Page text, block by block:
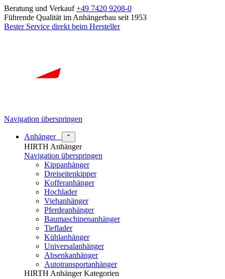
Beratung und Verkauf+49 7420 9208-0
Führende Qualität im Anhängerbau seit 1953
Bester Service direkt beim Hersteller
Navigation überspringen
Anhänger ⌃
HIRTH Anhänger
Navigation überspringen
Kippanhänger
Dreiseitenkipper
Kofferanhänger
Hochlader
Viehanhänger
Pferdeanhänger
Baumaschinenanhänger
Tieflader
Kühlanhänger
Universalanhänger
Absenkanhänger
Autotransportanhänger
HIRTH Anhänger Kategorien